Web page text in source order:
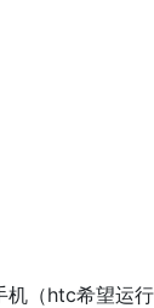
机（htc希望运行